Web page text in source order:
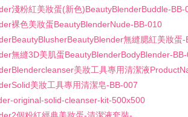
淺粉紅美妝蛋(新色)BeautyBlenderBuddle-BB-
裸色美妝蛋BeautyBlenderNude-BB-010
無縫腮紅美妝蛋-
無縫3D美肌蛋BeautyBlenderBodyBlender-
美妝工具專用清潔液
美妝工具專用清潔皂-BB-007
original-solid-cleanser-kit-500x500